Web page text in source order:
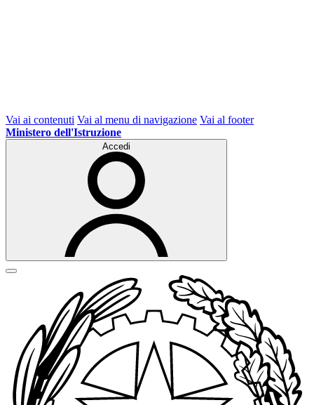
Vai ai contenuti Vai al menu di navigazione Vai al footer
Ministero dell'Istruzione
Accedi